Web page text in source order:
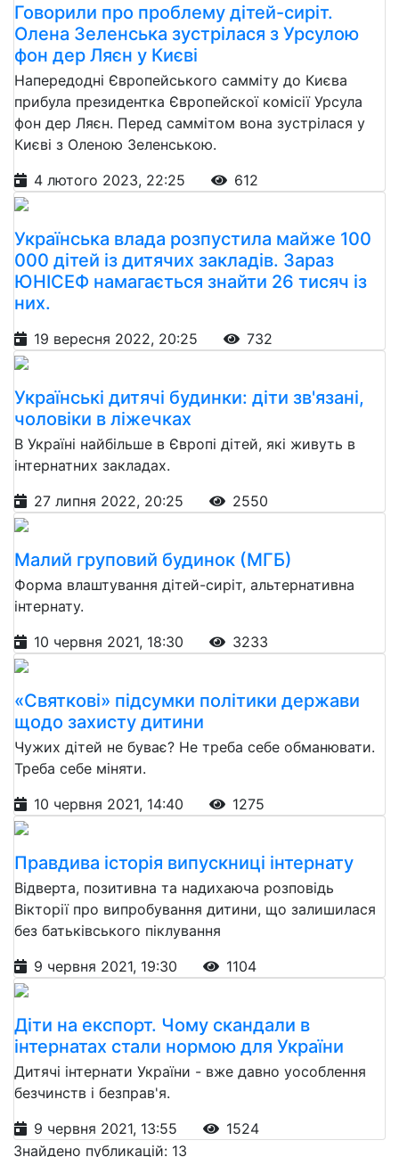
Говорили про проблему дітей-сиріт.
Олена Зеленська зустрілася з Урсулою
фон дер Ляєн у Києві
Напередодні Європейського самміту до Києва
прибула президентка Європейскої комісії Урсула
фон дер Ляєн. Перед саммітом вона зустрілася у
Києві з Оленою Зеленською.
4 лютого 2023, 22:25
612
Українська влада розпустила майже 100
000 дітей із дитячих закладів. Зараз
ЮНІСЕФ намагається знайти 26 тисяч із
них.
19 вересня 2022, 20:25 732
Українські дитячі будинки: діти зв'язані,
чоловіки в ліжечках
В Україні найбільше в Європі дітей, які живуть в
інтернатних закладах.
27 липня 2022, 20:25
2550
Малий груповий будинок (МГБ)
Форма влаштування дітей-сиріт, альтернативна
інтернату.
10 червня 2021, 18:30
3233
«Святкові» підсумки політики держави
щодо захисту дитини
Чужих дітей не буває? Не треба себе обманювати.
Треба себе міняти.
10 червня 2021, 14:40
1275
Правдива історія випускниці інтернату
Відверта, позитивна та надихаюча розповідь
Вікторії про випробування дитини, що залишилася
без батьківського піклування
9 червня 2021, 19:30
1104
Діти на експорт. Чому скандали в
інтернатах стали нормою для України
Дитячі інтернати України - вже давно уособлення
безчинств і безправ'я.
9 червня 2021, 13:55
1524
Знайдено публикацій: 13